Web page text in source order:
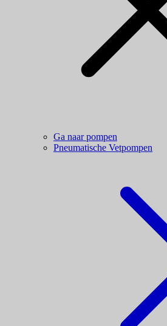
Ga naar pompen
Pneumatische Vetpompen